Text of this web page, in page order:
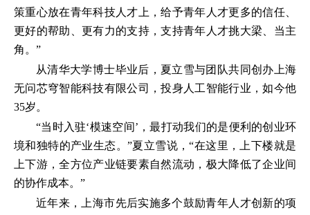
策重心放在青年科技人才上，给予青年人才更多的信任、
更好的帮助、更有力的支持，支持青年人才挑大梁、当主
角。”
从清华大学博士毕业后，夏立雪与团队共同创办上海
无问芯穹智能科技有限公司，投身人工智能行业，如今他
35岁。
“当时入驻‘模速空间’，最打动我们的是便利的创业环
境和独特的产业生态。”夏立雪说，“在这里，上下楼就是
上下游，全方位产业链要素自然流动，极大降低了企业间
的协作成本。”
近年来，上海市先后实施多个鼓励青年人才创新的项